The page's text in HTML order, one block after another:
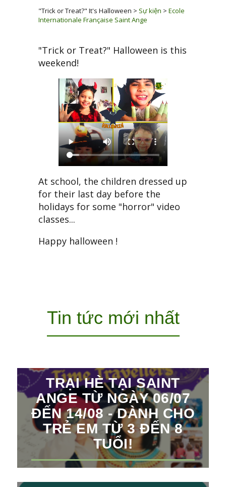
"Trick or Treat?" It's Halloween > Sự kiện >Ecole
Internationale Française Saint Ange
"Trick or Treat?" Halloween is this
weekend!
At school, the children dressed up
for their last day before the
holidays for some "horror" video
classes...
Happy halloween !
Tin tức mới nhất
TRẠI HÈ TẠI SAINT
ANGE TỪ NGÀY 06/07
ĐẾN 14/08 - DÀNH CHO
TRẺ EM TỪ 3 ĐẾN 8
TUỔI!